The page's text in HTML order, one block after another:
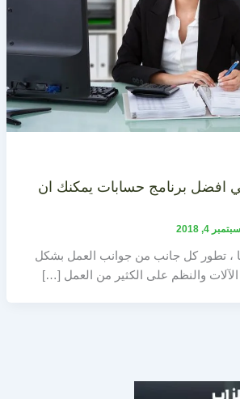
في افضل برنامج حسابات يمكنك ان
سبتمبر 4, 2018
، تطور كل جانب من جوانب العمل بشكل
والنظم على الكثير من العمل […]